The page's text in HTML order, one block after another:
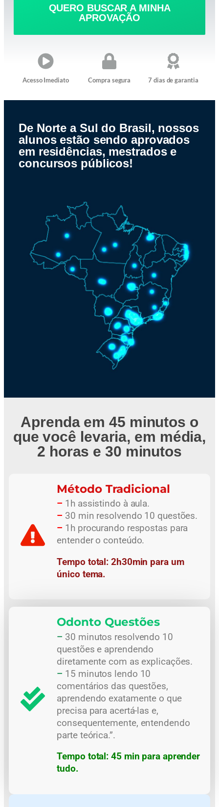
QUERO BUSCAR A MINHA
APROVAÇÃO
Acesso Imediato Compra segura 7 dias de garantia
De Norte a Sul do Brasil, nossos
alunos estão sendo aprovados
em residências, mestrados e
concursos públicos!
Aprenda em 45 minutos o
que você levaria, em média,
2 horas e 30 minutos
Método Tradicional
– 1h assistindo à aula.
– 30 min resolvendo 10 questões.
– 1h procurando respostas para
entender o conteúdo.
Tempo total: 2h30min para um
único tema.
Odonto Questões
– 30 minutos resolvendo 10
questões e aprendendo
diretamente com as explicações.
– 15 minutos lendo 10
comentários das questões,
aprendendo exatamente o que
precisa para acertá-las e,
consequentemente, entendendo
parte teórica.”.
Tempo total: 45 min para aprender
tudo.